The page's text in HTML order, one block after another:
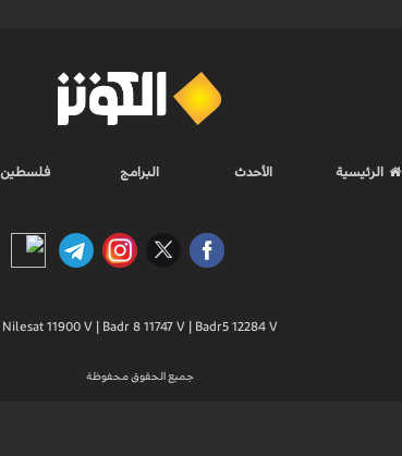
الرئيسية الأحدث البرامج فلسطين
Nilesat 11900 V | Badr 8 11747 V | Badr5 12284 V
جميع الحقوق محفوظة